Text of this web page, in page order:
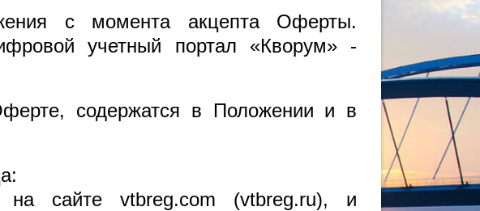
с момента акцепта Оферты.
учетный портал «Кворум» -
содержатся в Положении и в
сайте vtbreg.com (vtbreg.ru), и